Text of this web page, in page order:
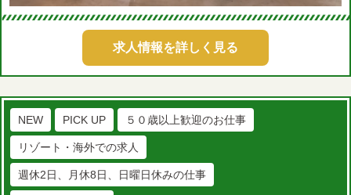
求人情報を詳しく見る
NEW PICK UP ５０歳以上歓迎のお仕事
リゾート・海外での求人
週休2日、月休8日、日曜日休みの仕事